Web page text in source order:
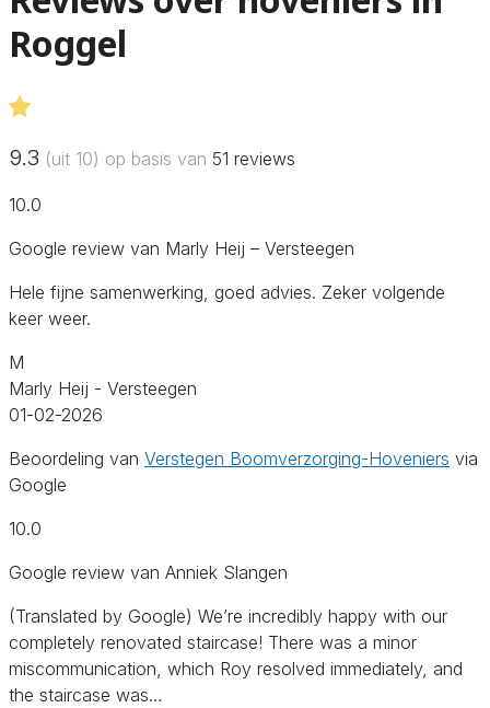
Roggel
9.3 (uit 10) op basis van 51 reviews
10.0
Google review van Marly Heij – Versteegen
Hele fijne samenwerking, goed advies. Zeker volgende
keer weer.
M
Marly Heij - Versteegen
01-02-2026
Beoordeling van Verstegen Boomverzorging-Hoveniers via
Google
10.0
Google review van Anniek Slangen
(Translated by Google) We’re incredibly happy with our
completely renovated staircase! There was a minor
miscommunication, which Roy resolved immediately, and
the staircase was…